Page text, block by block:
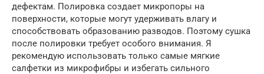
дефектам. Полировка создает микропоры на
поверхности, которые могут удерживать влагу и
способствовать образованию разводов. Поэтому сушка
после полировки требует особого внимания. Я
рекомендую использовать только самые мягкие
салфетки из микрофибры и избегать сильного